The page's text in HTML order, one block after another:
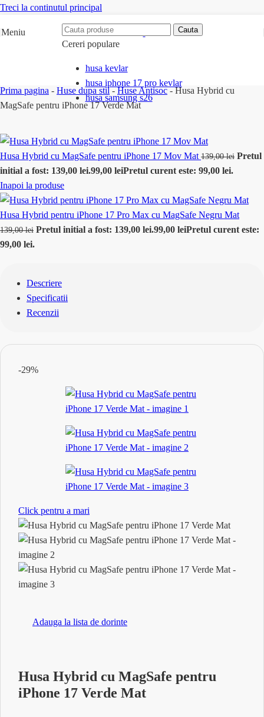
Treci la continutul principal
Meniu Cauta
Cereri populare
husa kevlar
husa iphone 17 pro kevlar
husa samsung s26
Prima pagina - Huse dupa stil-Huse Antisoc-Husa Hybrid cu
MagSafe pentru iPhone 17 Verde Mat
Husa Hybrid cu MagSafe pentru iPhone 17 Mov Mat 139,00lei Pretul
initial a fost: 139,00 lei.99,00 leiPretul curent este: 99,00 lei.
Inapoi la produse
Husa Hybrid pentru iPhone 17 Pro Max cu MagSafe Negru Mat
139,00lei Pretul initial a fost: 139,00 lei.99,00 leiPretul curent este:
99,00 lei.
Descriere
Specificatii
Recenzii
-29%
Click pentru a mari
Adauga la lista de dorinte
Husa Hybrid cu MagSafe pentru
iPhone 17 Verde Mat